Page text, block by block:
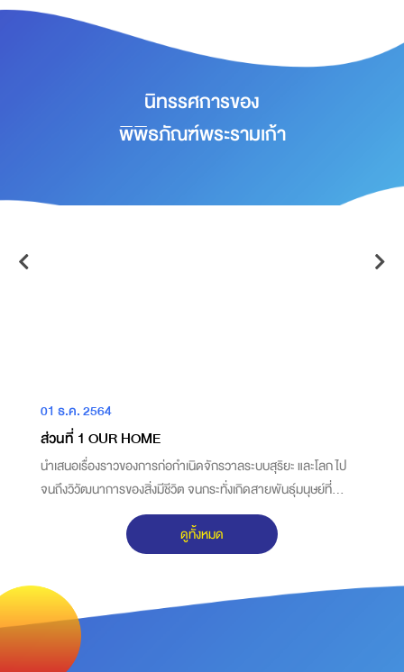
นิทรรศการของ
พิพิธภัณฑ์พระรามเก้า
01 ธ.ค. 2564
ส่วนที่ 1 OUR HOME
นำเสนอเรื่องราวของการก่อกำเนิดจักรวาลระบบสุริยะ และโลก ไป
จนถึงวิวัฒนาการของสิ่งมีชีวิต จนกระทั่งเกิดสายพันธุ์มนุษย์ที่
สามารถปรับตัวเข้ากับสภาพแวดล้อมที่แตกต่างกันในพื้นที่ต่างๆ
ดูทั้งหมด